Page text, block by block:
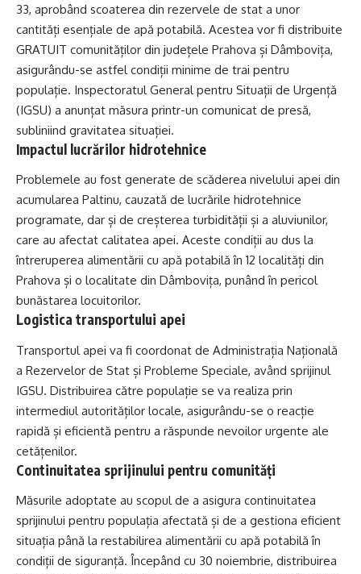
33, aprobând scoaterea din rezervele de stat a unor
cantități esențiale de apă potabilă. Acestea vor fi distribuite
GRATUIT comunităților din județele Prahova și Dâmbovița,
asigurându-se astfel condiții minime de trai pentru
populație. Inspectoratul General pentru Situații de Urgență
(IGSU) a anunțat măsura printr-un comunicat de presă,
subliniind gravitatea situației.
Impactul lucrărilor hidrotehnice
Problemele au fost generate de scăderea nivelului apei din
acumularea Paltinu, cauzată de lucrările hidrotehnice
programate, dar și de creșterea turbidității și a aluviunilor,
care au afectat calitatea apei. Aceste condiții au dus la
întreruperea alimentării cu apă potabilă în 12 localități din
Prahova și o localitate din Dâmbovița, punând în pericol
bunăstarea locuitorilor.
Logistica transportului apei
Transportul apei va fi coordonat de Administrația Națională
a Rezervelor de Stat și Probleme Speciale, având sprijinul
IGSU. Distribuirea către populație se va realiza prin
intermediul autorităților locale, asigurându-se o reacție
rapidă și eficientă pentru a răspunde nevoilor urgente ale
cetățenilor.
Continuitatea sprijinului pentru comunități
Măsurile adoptate au scopul de a asigura continuitatea
sprijinului pentru populația afectată și de a gestiona eficient
situația până la restabilirea alimentării cu apă potabilă în
condiții de siguranță. Începând cu 30 noiembrie, distribuirea